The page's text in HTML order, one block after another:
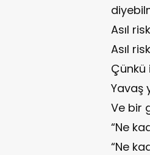
Asıl
Asıl
Çünkü
Yavaş
Ve bir
“Ne
“Ne